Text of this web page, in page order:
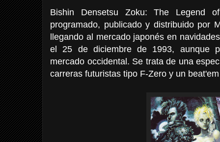
Bishin Densetsu Zoku: The Legend
programado, publicado y distribuido por
llegando al mercado japonés en
el 25 de diciembre de 1993, aunque
mercado occidental. Se trata de una
carreras futuristas tipo F-Zero y un